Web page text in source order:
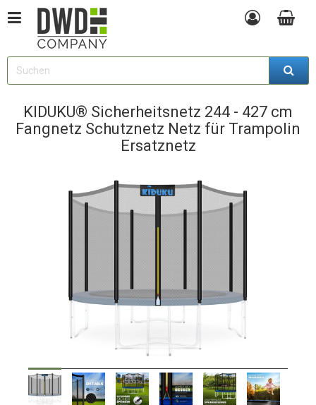
KIDUKU® Sicherheitsnetz 244 - 427 cm
Fangnetz Schutznetz Netz für Trampolin
Ersatznetz